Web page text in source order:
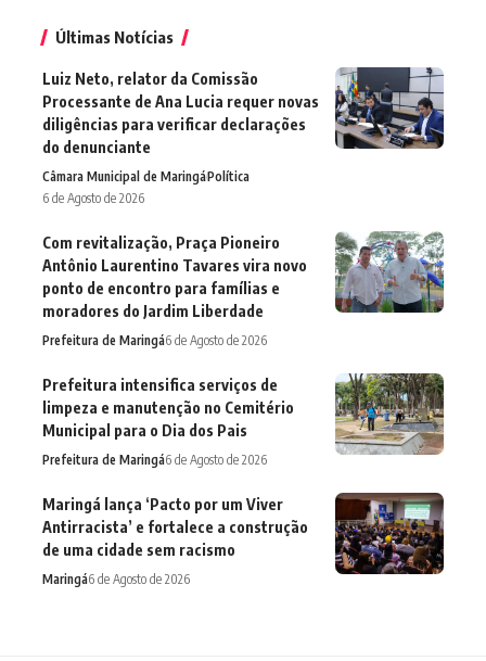
Últimas Notícias
Luiz Neto, relator da Comissão
Processante de Ana Lucia requer novas
diligências para verificar declarações
do denunciante
Câmara Municipal de MaringáPolítica
6 de Agosto de 2026
Com revitalização, Praça Pioneiro
Antônio Laurentino Tavares vira novo
ponto de encontro para famílias e
moradores do Jardim Liberdade
Prefeitura de Maringá6 de Agosto de 2026
Prefeitura intensifica serviços de
limpeza e manutenção no Cemitério
Municipal para o Dia dos Pais
Prefeitura de Maringá6 de Agosto de 2026
Maringá lança ‘Pacto por um Viver
Antirracista’ e fortalece a construção
de uma cidade sem racismo
Maringá6 de Agosto de 2026